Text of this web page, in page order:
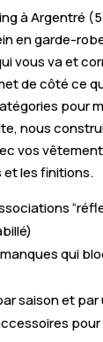
à Argentré
en garde-
vous va et
de côté ce
pour
nous
vos
les finitions.
qui
saison et par